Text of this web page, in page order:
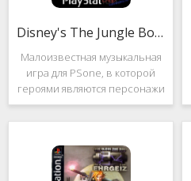
Disney's The Jungle Book: Groove Party
Малоизвестная музыкальная
игра для PSone, в которой
героями являются персонажи
"Книги джунглей". Это не
платформер и не Action.
оригинален. Перед стартом
вы будете выбирать песню.